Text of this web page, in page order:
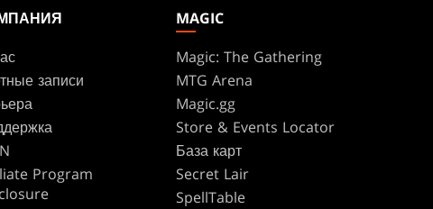
записи
Program
MAGIC
Magic: The Gathering
MTG Arena
Magic.gg
Store & Events Locator
База карт
Secret Lair
SpellTable